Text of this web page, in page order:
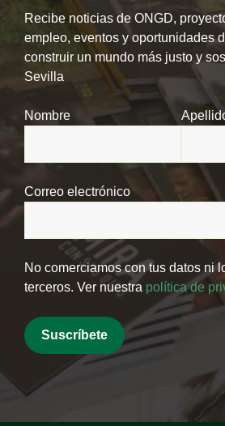
Recibe noticias de ONGD,
empleo, eventos y oportunidades
construir un mundo más justo y
Sevilla
Nombre
Correo electrónico
No comerciamos con tus datos ni
terceros. Ver nuestra política de